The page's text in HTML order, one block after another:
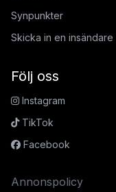
Synpunkter
Skicka in en insändare
Följ oss
Instagram
TikTok
Facebook
Annonspolicy